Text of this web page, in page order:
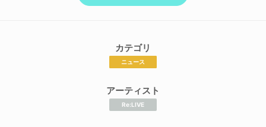
カテゴリ
ニュース
アーティスト
Re:LIVE